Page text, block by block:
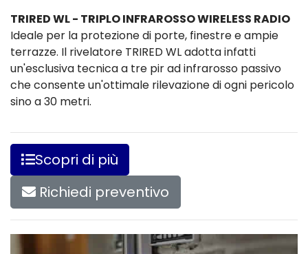
TRIRED WL - TRIPLO INFRAROSSO WIRELESS RADIO
Ideale per la protezione di porte, finestre e ampie
terrazze. Il rivelatore TRIRED WL adotta infatti
un'esclusiva tecnica a tre pir ad infrarosso passivo
che consente un'ottimale rilevazione di ogni pericolo
sino a 30 metri.
Scopri di più
Richiedi preventivo